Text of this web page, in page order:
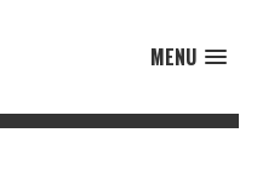
MENU